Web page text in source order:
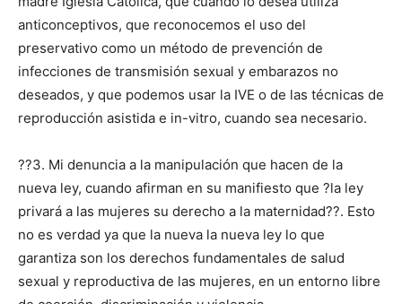
anticonceptivos, que reconocemos el uso del
preservativo como un método de prevención de
infecciones de transmisión sexual y embarazos no
deseados, y que podemos usar la IVE o de las técnicas de
reproducción asistida e in-vitro, cuando sea necesario.
??3. Mi denuncia a la manipulación que hacen de la
nueva ley, cuando afirman en su manifiesto que ?la ley
privará a las mujeres su derecho a la maternidad??. Esto
no es verdad ya que la nueva la nueva ley lo que
garantiza son los derechos fundamentales de salud
sexual y reproductiva de las mujeres, en un entorno libre